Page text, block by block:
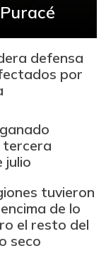
defensa
por
tercera
julio
tuvieron
de lo
el resto del
seco